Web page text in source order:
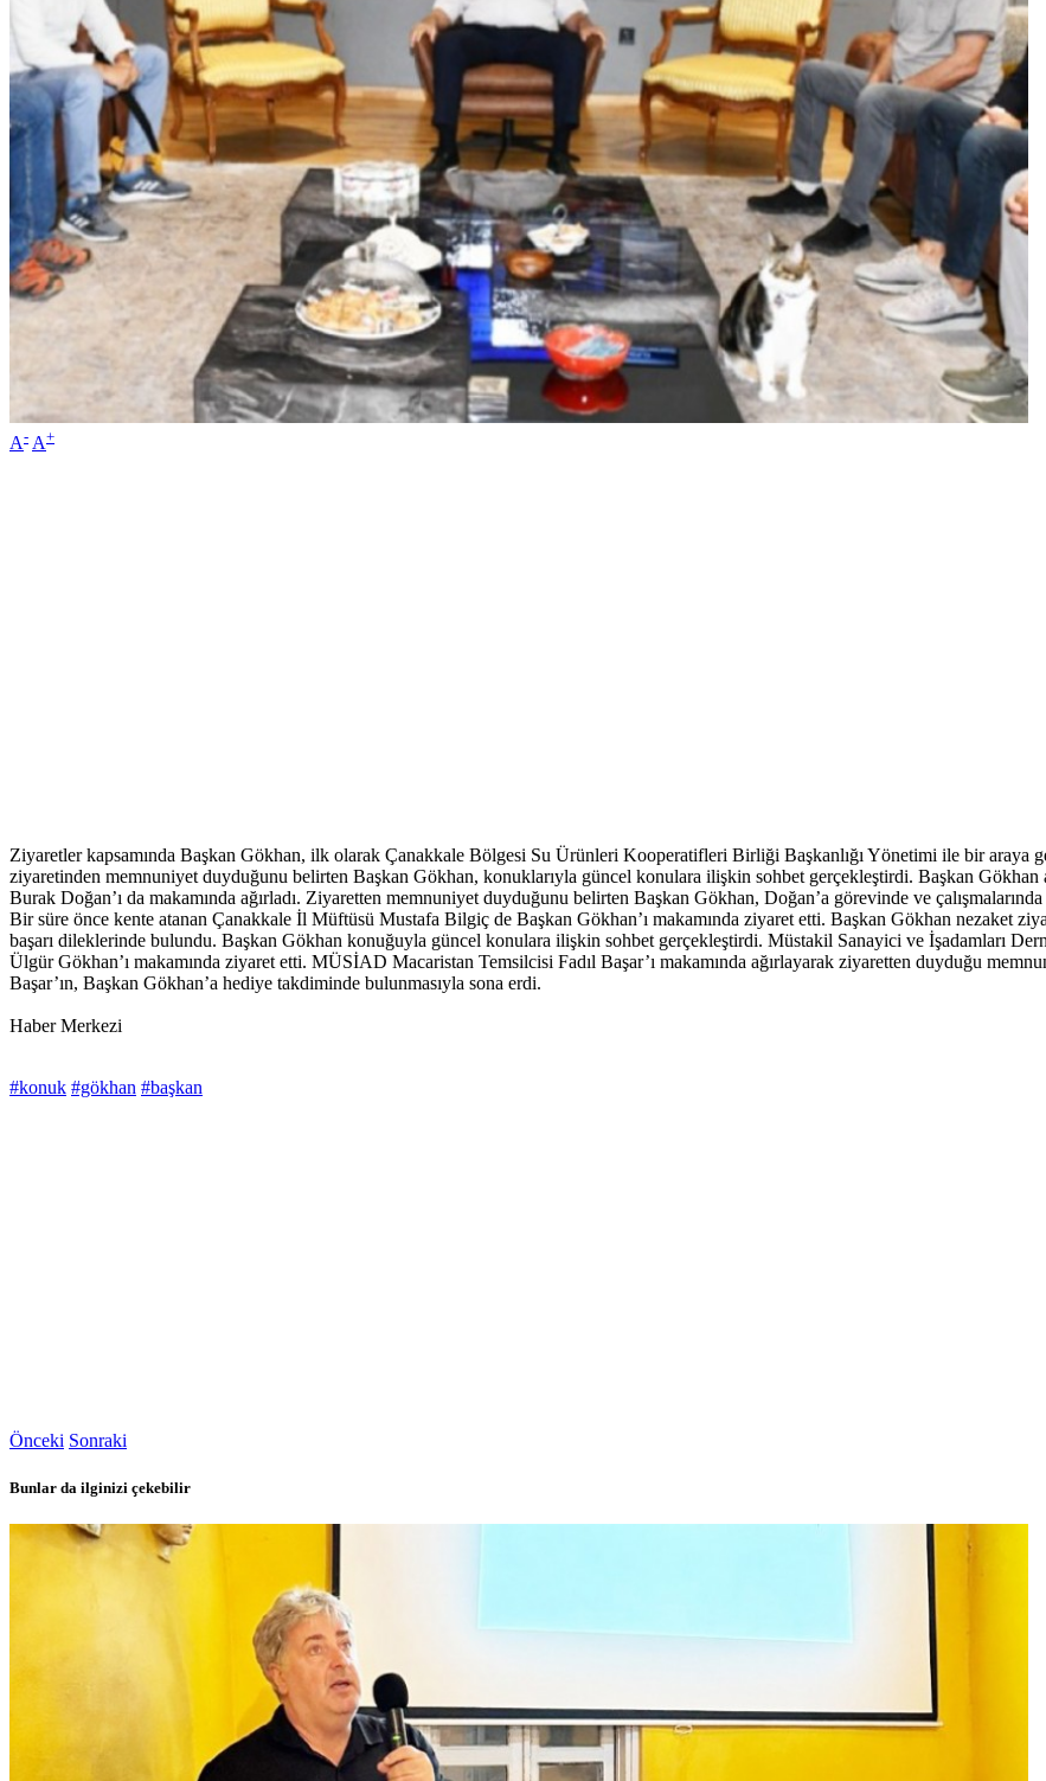
A- A+
Ziyaretler kapsamında Başkan Gökhan, ilk olarak Çanakkale Bölgesi Su Ürünleri Kooperatifleri Birliği Başkanlığı Yönetimi ile bir
ziyaretinden memnuniyet duyduğunu belirten Başkan Gökhan, konuklarıyla güncel konulara ilişkin sohbet gerçekleştirdi. Başkan
Burak Doğan’ı da makamında ağırladı. Ziyaretten memnuniyet duyduğunu belirten Başkan Gökhan, Doğan’a görevinde ve
Bir süre önce kente atanan Çanakkale İl Müftüsü Mustafa Bilgiç de Başkan Gökhan’ı makamında ziyaret etti. Başkan Gökhan nezaket
başarı dileklerinde bulundu. Başkan Gökhan konuğuyla güncel konulara ilişkin sohbet gerçekleştirdi. Müstakil Sanayici ve İşadamları
Ülgür Gökhan’ı makamında ziyaret etti. MÜSİAD Macaristan Temsilcisi Fadıl Başar’ı makamında ağırlayarak ziyaretten duyduğu
Başar’ın, Başkan Gökhan’a hediye takdiminde bulunmasıyla sona erdi.
Haber Merkezi
#konuk #gökhan #başkan
Önceki Sonraki
Bunlar da ilginizi çekebilir